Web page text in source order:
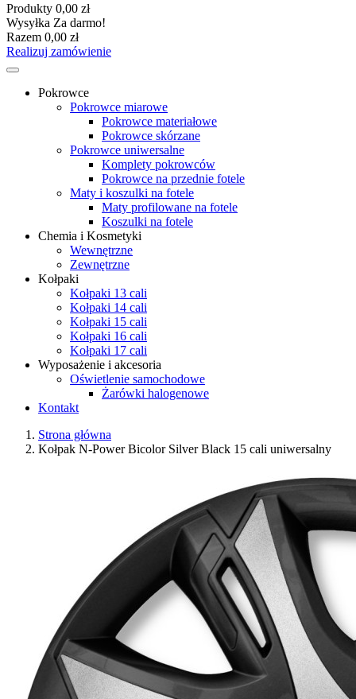
Produkty 0,00 zł
Wysyłka Za darmo!
Razem 0,00 zł
Realizuj zamówienie
Pokrowce
Pokrowce miarowe
Pokrowce materiałowe
Pokrowce skórzane
Pokrowce uniwersalne
Komplety pokrowców
Pokrowce na przednie fotele
Maty i koszulki na fotele
Maty profilowane na fotele
Koszulki na fotele
Chemia i Kosmetyki
Wewnętrzne
Zewnętrzne
Kołpaki
Kołpaki 13 cali
Kołpaki 14 cali
Kołpaki 15 cali
Kołpaki 16 cali
Kołpaki 17 cali
Wyposażenie i akcesoria
Oświetlenie samochodowe
Żarówki halogenowe
Kontakt
Strona główna
Kołpak N-Power Bicolor Silver Black 15 cali uniwersalny